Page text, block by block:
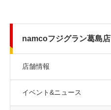
namcoフジグラン葛島店
店舗情報
イベント&ニュース